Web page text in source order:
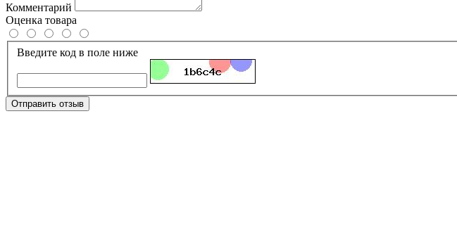
Комментарий
Оценка товара
Введите код в поле ниже
Отправить отзыв